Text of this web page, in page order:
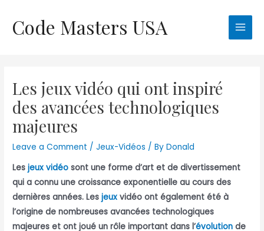
content
Code Masters USA
Main
Les jeux vidéo qui ont inspiré
des avancées technologiques
majeures
Leave a Comment /Jeux-Vidéos / ByDonald
Lesjeux vidéo sont une forme d’art et de divertissement
qui a connu une croissance exponentielle au cours des
dernières années. Lesjeux vidéo ont également été à
l’origine de nombreuses avancées technologiques
majeures et ont joué un rôle important dans l’évolution de